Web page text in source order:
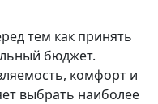
тем как принять
бюджет.
комфорт и
выбрать наиболее